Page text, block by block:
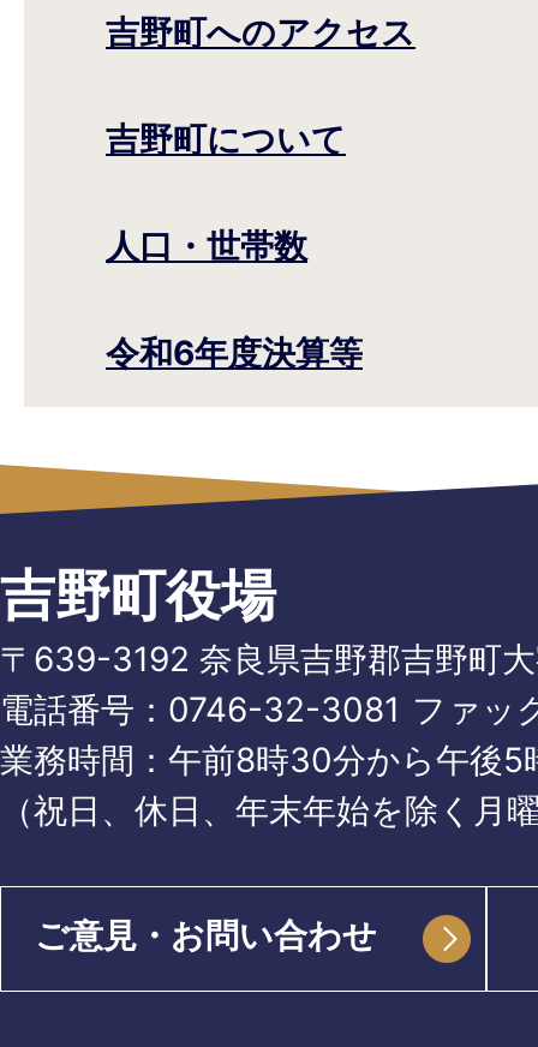
吉野町へのアクセス
吉野町について
人口・世帯数
令和6年度決算等
吉野町役場
〒639-3192 奈良県吉野郡吉野町
電話番号： 0746-32-3081 ファッ
業務時間：午前8時30分から午後5
（祝日、休日、年末年始を除く月
ご意見・お問い合わせ